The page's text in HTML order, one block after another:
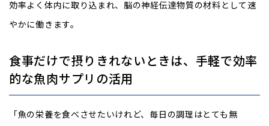
効率よく体内に取り込まれ、脳の神経伝達物質の材料として速
やかに働きます。
食事だけで摂りきれないときは、手軽で効率
的な魚肉サプリの活用
「魚の栄養を食べさせたいけれど、毎日の調理はとても無